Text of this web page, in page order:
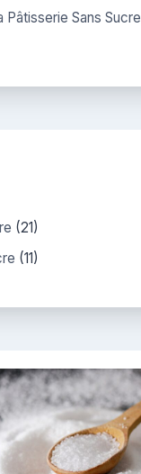
Pâtisserie Sans Sucre
(21)
(11)